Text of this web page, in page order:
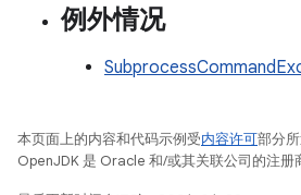
例外情况
本页面上的内容和代码示例受内容许可部分
OpenJDK 是 Oracle 和/或其关联公司的注册